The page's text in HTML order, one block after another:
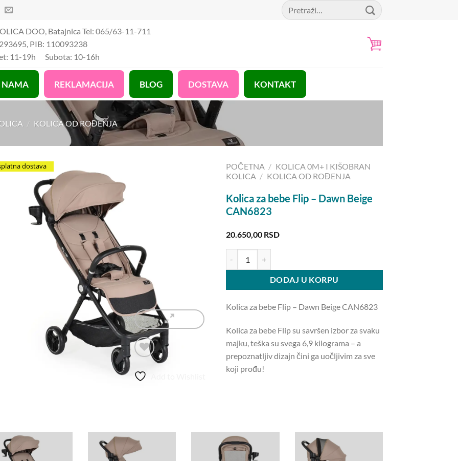
Pretraga
za:
DOO, Batajnica Tel: 065/63-11-711
PIB: 110093238
11-19h Subota: 10-16h
NAMA REKLAMACIJA BLOG DOSTAVA KONTAKT
/ KOLICA OD ROĐENJA
dostava POČETNA / KOLICA 0M+ I KIŠOBRAN
KOLICA / KOLICA OD ROĐENJA
Kolica za bebe Flip – Dawn Beige
CAN6823
20.650,00 RSD
DODAJ U KORPU
Kolica za bebe Flip – Dawn Beige CAN6823
Kolica za bebe Flip su savršen izbor za svaku
majku, teška su svega 6,9 kilograma – a
prepoznatljiv dizajn čini ga uočljivim za sve
koji prođu!